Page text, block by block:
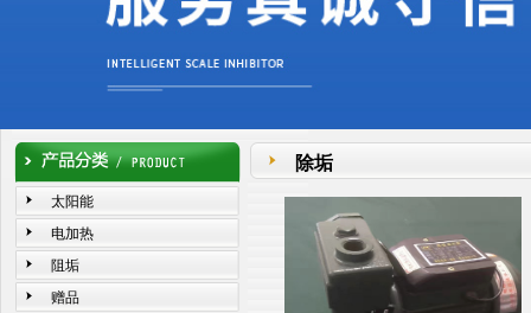
太阳能
电加热
阻垢
赠品
除垢